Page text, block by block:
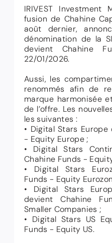
IRIVEST Investment
fusion de Chahine
août dernier,
dénomination de la
devient Chahine
22/01/2026.
Aussi, les
renommés afin de
marque harmonisée
de l’offre. Les
les suivantes :
• Digital Stars
- Equity Europe ;
• Digital Stars
Chahine Funds -
• Digital Stars
Funds - Equity
• Digital Stars
devient Chahine
Smaller Companies ;
• Digital Stars US
Funds - Equity US.